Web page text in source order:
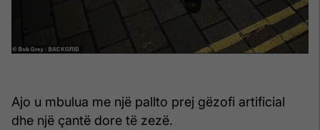
Ajo u mbulua me një pallto prej gëzofi artificial
dhe një çantë dore të zezë.